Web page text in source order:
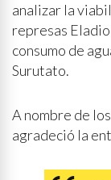
analizar la
represas
consumo de
Surutato.
A nombre de
agradeció la